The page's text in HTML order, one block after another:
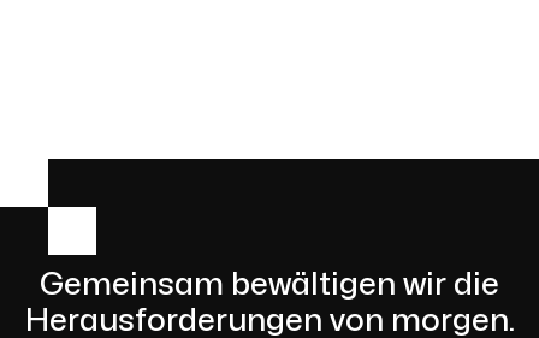
Gemeinsam bewältigen wir die
Herausforderungen von morgen.